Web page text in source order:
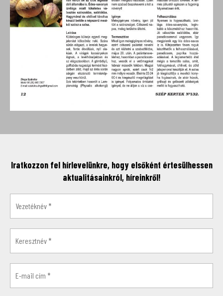
Iratkozzon fel hírlevelünkre, hogy elsőként értesülhessen
aktualitásainkról, híreinkről!